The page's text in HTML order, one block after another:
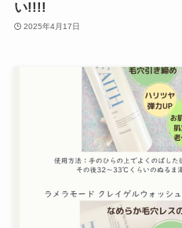
い!!!!
2025年4月17日